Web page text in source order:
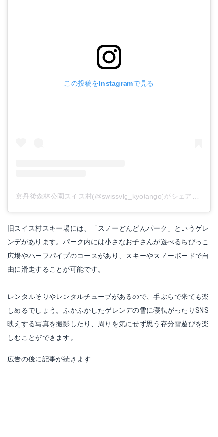
この投稿をInstagramで見る
旧スイス村スキー場には、「スノーどんどんパーク」というゲレ
ンデがあります。パーク内には小さなお子さんが遊べるちびっこ
広場やハーフパイプのコースがあり、スキーやスノーボードで自
由に滑走することが可能です。
レンタルそりやレンタルチューブがあるので、手ぶらで来ても楽
しめるでしょう。ふかふかしたゲレンデの雪に寝転がったりSNS
映えする写真を撮影したり、周りを気にせず思う存分雪遊びを楽
しむことができます。
広告の後に記事が続きます